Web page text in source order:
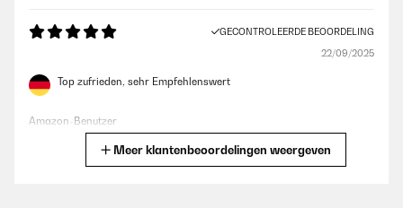
GECONTROLEERDE BEOORDELING
22/09/2025
Top zufrieden, sehr Empfehlenswert
Amazon-Benutzer
Meer klantenbeoordelingen weergeven